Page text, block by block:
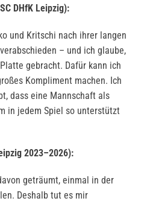
DHfK Leipzig):
und Kritschi nach ihrer langen
– und ich glaube,
gebracht. Dafür kann ich
Kompliment machen. Ich
dass eine Mannschaft als
in jedem Spiel so unterstützt
2023–2026):
geträumt, einmal in der
Deshalb tut es mir